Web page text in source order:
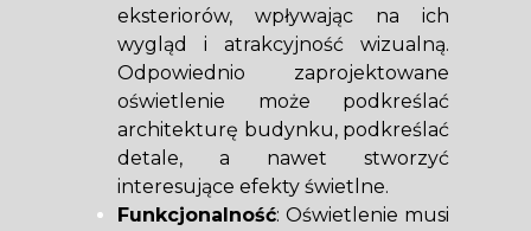
eksteriorów, wpływając na ich
wygląd i atrakcyjność wizualną.
Odpowiednio zaprojektowane
oświetlenie może podkreślać
architekturę budynku, podkreślać
detale, a nawet stworzyć
interesujące efekty świetlne.
Funkcjonalność: Oświetlenie musi